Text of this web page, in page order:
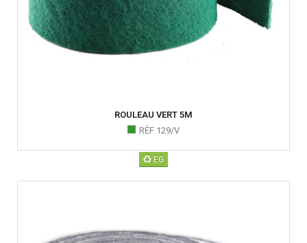
ROULEAU VERT 5M
RÉF 129/V
EG